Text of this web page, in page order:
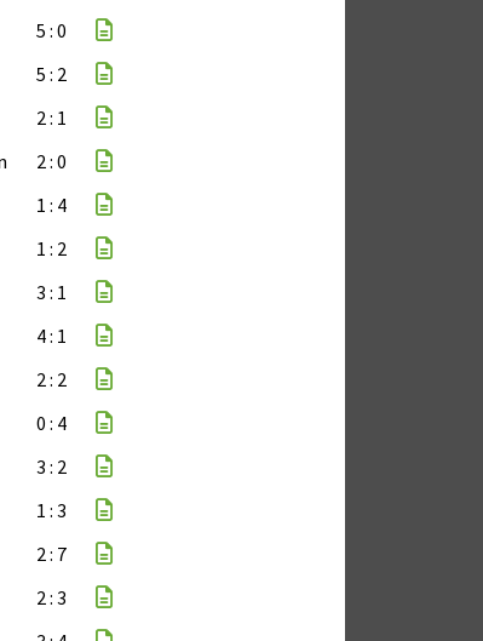
5 : 0
5 : 2
2 : 1
2 : 0
1 : 4
1 : 2
3 : 1
4 : 1
2 : 2
0 : 4
3 : 2
1 : 3
2 : 7
2 : 3